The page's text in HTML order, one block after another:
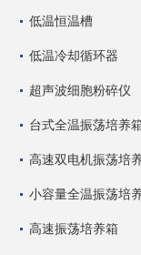
低温恒温槽
低温冷却循环器
超声波细胞粉碎仪
台式全温振荡培养
高速双电机振荡培
小容量全温振荡培
高速振荡培养箱